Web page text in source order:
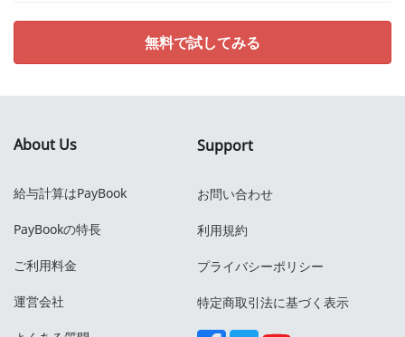
無料で試してみる
About Us
給与計算はPayBook
PayBookの特長
ご利用料金
運営会社
Support
お問い合わせ
利用規約
プライバシーポリシー
特定商取引法に基づく表示